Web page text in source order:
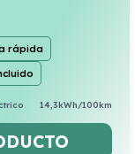
rápida
14,3kWh/100km